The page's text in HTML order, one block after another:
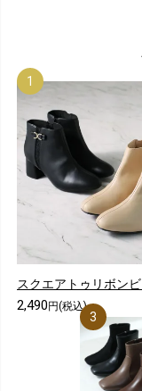
2,490円(税込)